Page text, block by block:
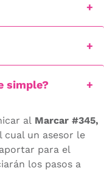
simple?
al Marcar #345,
cual un asesor le
para el
los pasos a